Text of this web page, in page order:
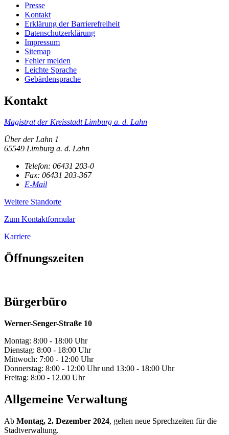
Presse
Kontakt
Erklärung der Barrierefreiheit
Datenschutzerklärung
Impressum
Sitemap
Fehler melden
Leichte Sprache
Gebärdensprache
Kontakt
Magistrat der Kreisstadt Limburg a. d. Lahn
Über der Lahn 1
65549 Limburg a. d. Lahn
Telefon: 06431 203-0
Fax: 06431 203-367
E-Mail
Weitere Standorte
Zum Kontaktformular
Karriere
Öffnungszeiten
Bürgerbüro
Werner-Senger-Straße 10
Montag: 8:00 - 18:00 Uhr
Dienstag: 8:00 - 18:00 Uhr
Mittwoch: 7:00 - 12:00 Uhr
Donnerstag: 8:00 - 12:00 Uhr und 13:00 - 18:00 Uhr
Freitag: 8:00 - 12.00 Uhr
Allgemeine Verwaltung
Ab Montag, 2. Dezember 2024, gelten neue Sprechzeiten für die
Stadtverwaltung.